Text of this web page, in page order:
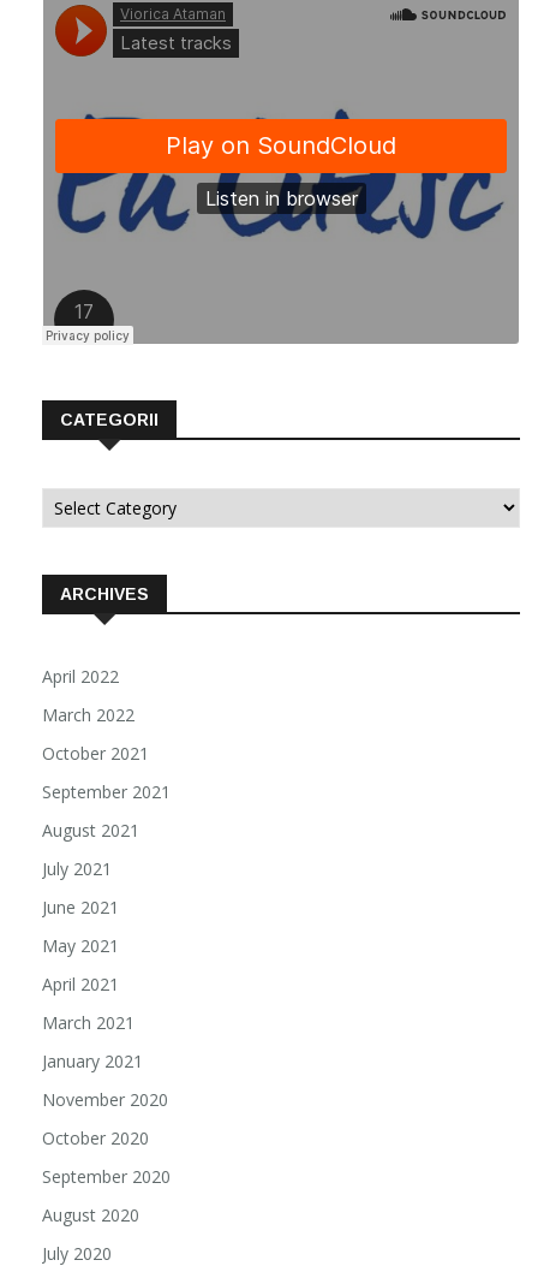
CATEGORII
Categorii
ARCHIVES
April 2022
March 2022
October 2021
September 2021
August 2021
July 2021
June 2021
May 2021
April 2021
March 2021
January 2021
November 2020
October 2020
September 2020
August 2020
July 2020